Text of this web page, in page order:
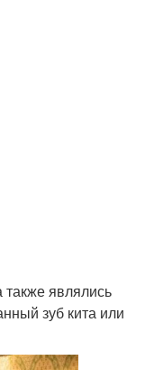
также являлись
зуб кита или